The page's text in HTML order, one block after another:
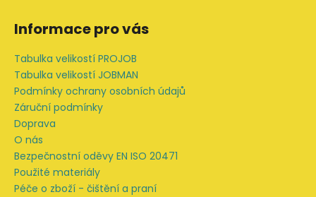
Informace pro vás
Tabulka velikostí PROJOB
Tabulka velikostí JOBMAN
Podmínky ochrany osobních údajů
Záruční podmínky
Doprava
O nás
Bezpečnostní oděvy EN ISO 20471
Použité materiály
Péče o zboží - čištění a praní